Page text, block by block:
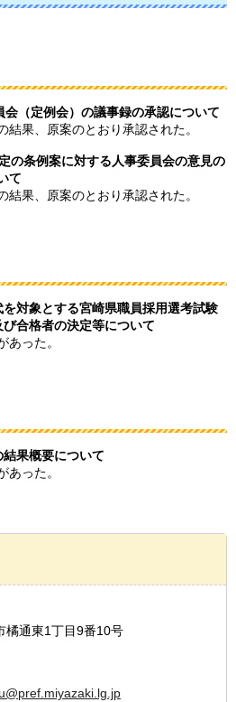
（定例会）の議事録の承認について
結果、原案のとおり承認された。
の条例案に対する人事委員会の意見の
て
結果、原案のとおり承認された。
対象とする宮崎県職員採用選考試験
合格者の決定等について
あった。
果概要について
あった。
通東1丁目9番10号